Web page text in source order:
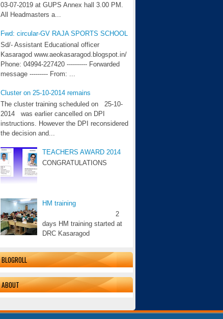
03-07-2019 at GUPS Annex hall 3.00 PM.
All Headmasters a...
Fwd: circular-GV RAJA SPORTS SCHOOL
Sd/- Assistant Educational officer
Kasaragod www.aeokasaragod.blogspot.in/
Phone: 04994-227420 ---------- Forwarded
message --------- From: ...
Cluster on 25-10-2014 remains
The cluster training scheduled on 25-10-
2014 was earlier cancelled on DPI
instructions. However the DPI reconsidered
the decision and...
TEACHERS AWARD 2014
CONGRATULATIONS
HM training
2
days HM training started at
DRC Kasaragod
BLOGROLL
ABOUT